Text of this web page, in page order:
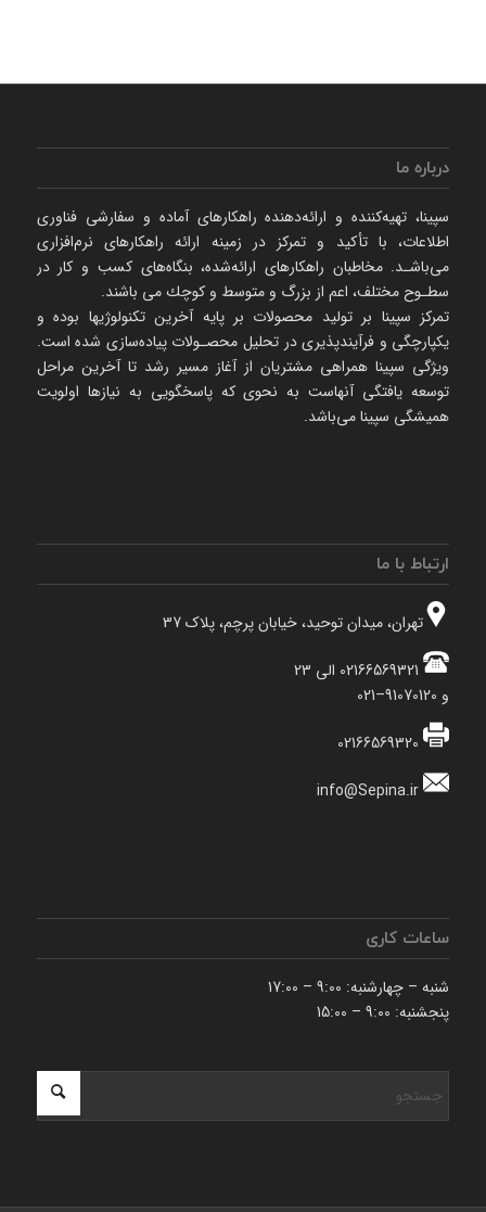
درباره ما
سپینا، تهیه‌كننده و ارائه‌‌دهنده راهكارهای آماده و سفارشی فناوری
اطلاعات، با تأكید و تمركز در زمینه ارائه راهکارهای نرم‌‌افزاری
می‌باشـد. مخاطبان راهكارهای ارائه‌شده، بنگاه‌های كسب و كار در
سطـوح مختلف، اعم از بزرگ و متوسط و كوچك می‌ باشند.
تمرکز سپینا بر تولید محصولات بر پایه آخرین تکنولوژیها بوده و
یکپارچگی و فرآیندپذیری در تحلیل محصـولات پیاده‌سازی شده است.
ویژگی سپینا همراهی مشتریان از آغاز مسیر رشد تا آخرین مراحل
توسعه یافتگی آنهاست به نحوی که پاسخگویی به نیازها اولویت
همیشگی سپینا می‌باشد.
ارتباط با ما
تهران، میدان توحید، خیابان پرچم، پلاک 37
و 91070120–021
02166569320
info@Sepina.ir
ساعات کاری
شنبه – چهارشنبه: 9:00 – 17:00
پنجشنبه: 9:00 – 15:00